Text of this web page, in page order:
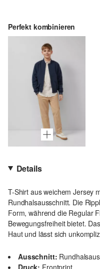
Perfekt kombinieren
Details
T-Shirt aus weichem Jersey
Rundhalsausschnitt. Die
Form, während die Regular
Bewegungsfreiheit bietet.
Haut und lässt sich
Ausschnitt:
Druck: Frontprint